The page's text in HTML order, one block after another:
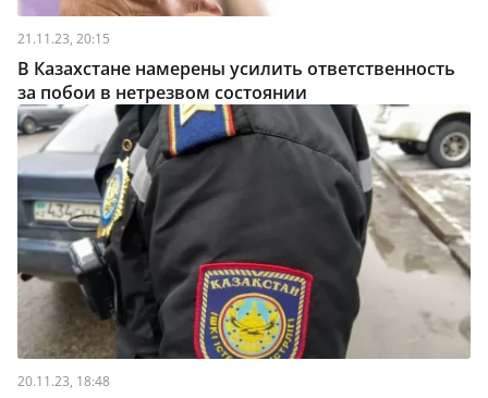
21.11.23, 20:15
В Казахстане намерены усилить ответственность
за побои в нетрезвом состоянии
20.11.23, 18:48